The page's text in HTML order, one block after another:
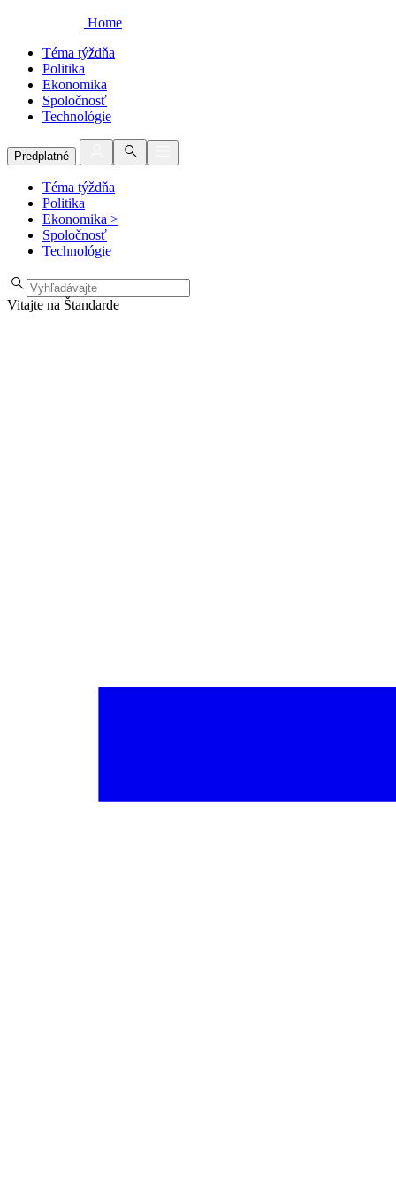
Home
Téma týždňa
Politika
Ekonomika
Spoločnosť
Technológie
Predplatné
Téma týždňa
Politika
Ekonomika >
Spoločnosť
Technológie
Vitajte na Štandarde